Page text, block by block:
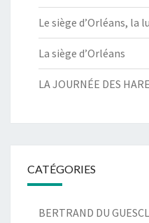
Le siège d’Orléans, la
La siège d’Orléans
LA JOURNÉE DES
CATÉGORIES
BERTRAND DU